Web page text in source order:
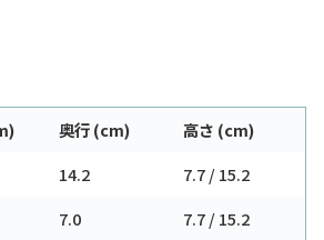
奥行 (cm)
高さ (cm)
14.2
7.7 / 15.2
7.0 7.7 / 15.2